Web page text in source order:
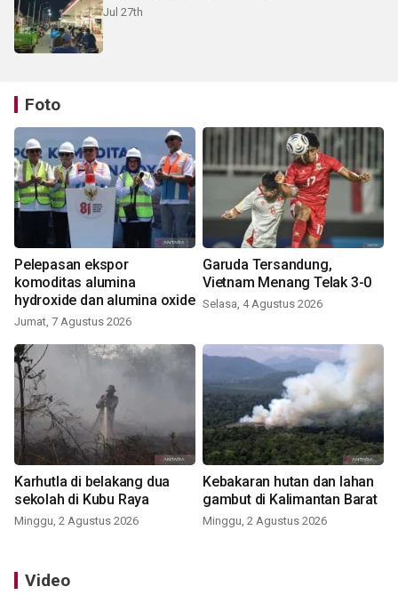
Jul 27th
Foto
Pelepasan ekspor
komoditas alumina
hydroxide dan alumina oxide
Jumat, 7 Agustus 2026
Garuda Tersandung,
Vietnam Menang Telak 3-0
Selasa, 4 Agustus 2026
Karhutla di belakang dua
sekolah di Kubu Raya
Minggu, 2 Agustus 2026
Kebakaran hutan dan lahan
gambut di Kalimantan Barat
Minggu, 2 Agustus 2026
Video